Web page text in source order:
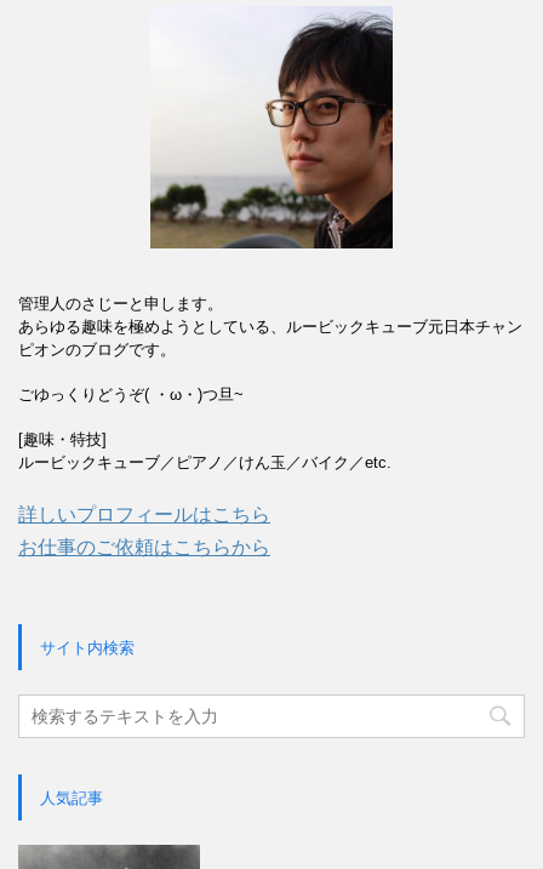
管理人のさじーと申します。
あらゆる趣味を極めようとしている、ルービックキューブ元日本チャン
ピオンのブログです。
ごゆっくりどうぞ( ・ω・)つ旦~
[趣味・特技]
ルービックキューブ／ピアノ／けん玉／バイク／etc.
詳しいプロフィールはこちら
お仕事のご依頼はこちらから
サイト内検索
人気記事